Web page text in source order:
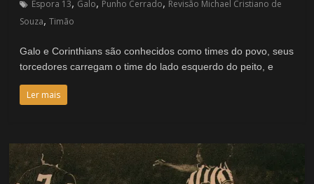
Espora 13 Galo Punho Cerrado Revisão Michael Cristiano de
Souza,Timão
Galo e Corinthians são conhecidos como times do povo, seus
torcedores carregam o time do lado esquerdo do peito, e
Ler mais